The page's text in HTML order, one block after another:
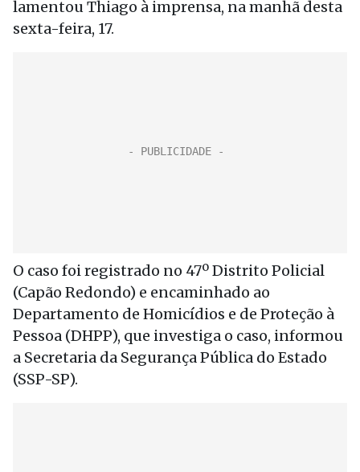
lamentou Thiago à imprensa, na manhã desta
sexta-feira, 17.
O caso foi registrado no 47º Distrito Policial
(Capão Redondo) e encaminhado ao
Departamento de Homicídios e de Proteção à
Pessoa (DHPP), que investiga o caso, informou
a Secretaria da Segurança Pública do Estado
(SSP-SP).